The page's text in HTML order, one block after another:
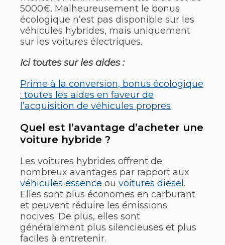
5000€. Malheureusement le bonus
écologique n’est pas disponible sur les
véhicules hybrides, mais uniquement
sur les voitures électriques.
Ici toutes sur les aides :
Prime à la conversion, bonus écologique
: toutes les aides en faveur de
l’acquisition de véhicules propres
Quel est l’avantage d’acheter une
voiture hybride ?
Les voitures hybrides offrent de
nombreux avantages par rapport aux
véhicules essence ou voitures diesel.
Elles sont plus économes en carburant
et peuvent réduire les émissions
nocives. De plus, elles sont
généralement plus silencieuses et plus
faciles à entretenir.